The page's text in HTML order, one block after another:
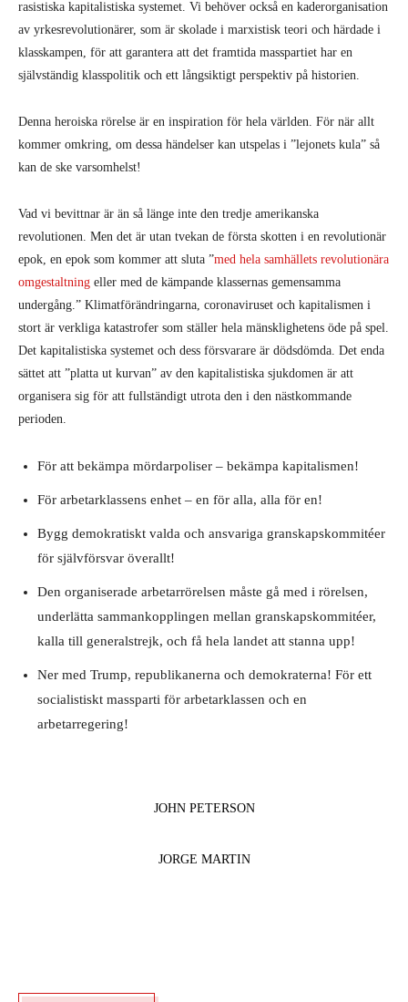
rasistiska kapitalistiska systemet. Vi behöver också en kaderorganisation
av yrkesrevolutionärer, som är skolade i marxistisk teori och härdade i
klasskampen, för att garantera att det framtida masspartiet har en
självständig klasspolitik och ett långsiktigt perspektiv på historien.
Denna heroiska rörelse är en inspiration för hela världen. För när allt
kommer omkring, om dessa händelser kan utspelas i ”lejonets kula” så
kan de ske varsomhelst!
Vad vi bevittnar är än så länge inte den tredje amerikanska
revolutionen. Men det är utan tvekan de första skotten i en revolutionär
epok, en epok som kommer att sluta ”med hela samhällets revolutionära
omgestaltning eller med de kämpande klassernas gemensamma
undergång.” Klimatförändringarna, coronaviruset och kapitalismen i
stort är verkliga katastrofer som ställer hela mänsklighetens öde på spel.
Det kapitalistiska systemet och dess försvarare är dödsdömda. Det enda
sättet att ”platta ut kurvan” av den kapitalistiska sjukdomen är att
organisera sig för att fullständigt utrota den i den nästkommande
perioden.
För att bekämpa mördarpoliser – bekämpa kapitalismen!
För arbetarklassens enhet – en för alla, alla för en!
Bygg demokratiskt valda och ansvariga granskapskommitéer
för självförsvar överallt!
Den organiserade arbetarrörelsen måste gå med i rörelsen,
underlätta sammankopplingen mellan granskapskommitéer,
kalla till generalstrejk, och få hela landet att stanna upp!
Ner med Trump, republikanerna och demokraterna! För ett
socialistiskt massparti för arbetarklassen och en
arbetarregering!
JOHN PETERSON
JORGE MARTIN